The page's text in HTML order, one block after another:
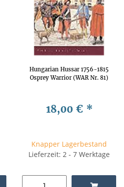
Hungarian Hussar 1756-1815
Osprey Warrior (WAR Nr. 81)
18,00 € *
Knapper Lagerbestand
Lieferzeit: 2 - 7 Werktage